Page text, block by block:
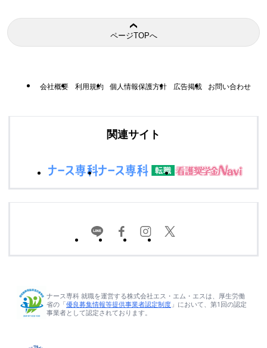
ページTOPへ